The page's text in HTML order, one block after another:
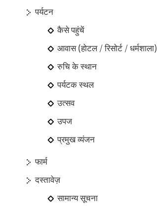
पर्यटन
कैसे पहुंचें
आवास (होटल / रिसोर्ट / धर्मशाला)
रुचि के स्थान
पर्यटक स्थल
उत्सव
उपज
प्रमुख व्यंजन
फार्म
दस्तावेज़
सामान्य सूचना